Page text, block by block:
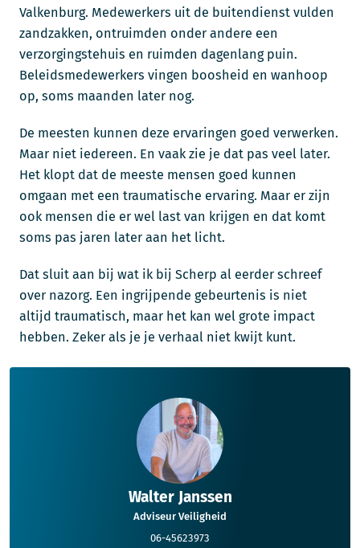
Valkenburg. Medewerkers uit de buitendienst vulden
zandzakken, ontruimden onder andere een
verzorgingstehuis en ruimden dagenlang puin.
Beleidsmedewerkers vingen boosheid en wanhoop
op, soms maanden later nog.
De meesten kunnen deze ervaringen goed verwerken.
Maar niet iedereen. En vaak zie je dat pas veel later.
Het klopt dat de meeste mensen goed kunnen
omgaan met een traumatische ervaring. Maar er zijn
ook mensen die er wel last van krijgen en dat komt
soms pas jaren later aan het licht.
Dat sluit aan bij wat ik bij Scherp al eerder schreef
over nazorg. Een ingrijpende gebeurtenis is niet
altijd traumatisch, maar het kan wel grote impact
hebben. Zeker als je je verhaal niet kwijt kunt.
Walter Janssen
Adviseur Veiligheid
06-45623973